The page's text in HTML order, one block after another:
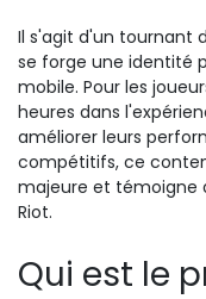
Il s'agit d'un tournant
se forge une identité
mobile. Pour les
heures dans
améliorer leurs
compétitifs, ce
majeure et témoigne
Riot.
Qui est le